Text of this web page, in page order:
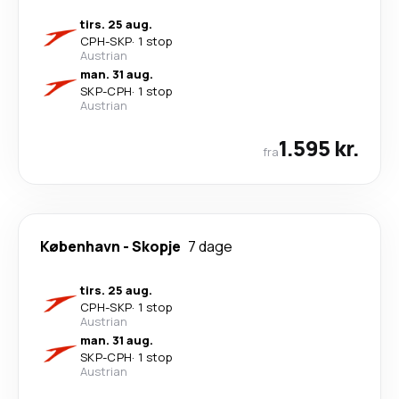
tirs. 25 aug.
CPH-SKP· 1 stop
Austrian
man. 31 aug.
SKP-CPH· 1 stop
Austrian
fra1.595 kr.
København -Skopje 7 dage
tirs. 25 aug.
CPH-SKP· 1 stop
Austrian
man. 31 aug.
SKP-CPH· 1 stop
Austrian